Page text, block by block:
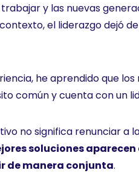
y las nuevas
el liderazgo dejó
he aprendido que
común y cuenta con un
no significa renunciar a
soluciones
de manera conjunta.